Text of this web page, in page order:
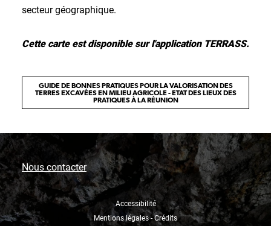
secteur géographique.
Cette carte est disponible sur l'application TERRASS.
GUIDE DE BONNES PRATIQUES POUR LA VALORISATION DES
TERRES EXCAVÉES EN MILIEU AGRICOLE - ETAT DES LIEUX DES
PRATIQUES À LA RÉUNION
Nous contacter
Accessibilité
Mentions légales - Crédits